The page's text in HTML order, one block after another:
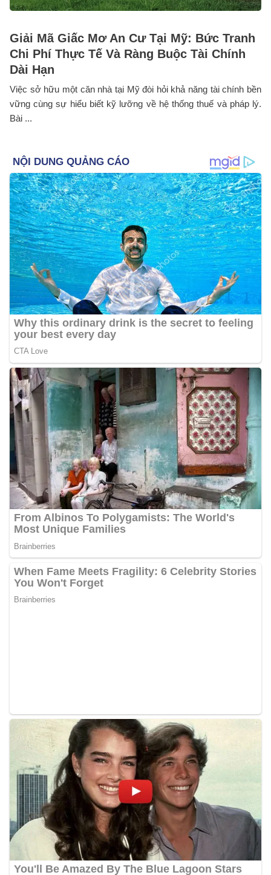
Giải Mã Giấc Mơ An Cư Tại Mỹ: Bức Tranh
Chi Phí Thực Tế Và Ràng Buộc Tài Chính
Dài Hạn
Việc sở hữu một căn nhà tại Mỹ đòi hỏi khả năng tài chính bền
vững cùng sự hiểu biết kỹ lưỡng về hệ thống thuế và pháp lý.
Bài ...